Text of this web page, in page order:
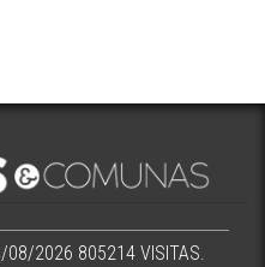
03/08/2026 805214 VISITAS.